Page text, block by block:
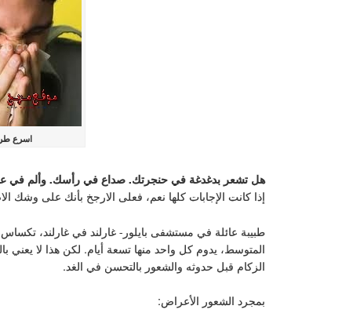
اسرع
هل تشعر بدغدغة في حنجرتك. صداع في رأسك. وألم في
إذا كانت الإجابات كلها نعم، فعلى الارجخ بأنك على وشك
طبيبة عائلة في مستشفى بايلور- غارلند في غارلند،
المتوسط، يدوم كل واحد منها تسعة أيام. لكن هذا لا
الزكام قبل حدوثه والشعور بالتحسن في الغد.
بمجرد الشعور الأعراض: